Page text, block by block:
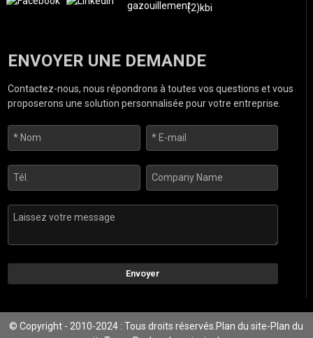
ENVOYER UNE DEMANDE
Contactez-nous, nous répondrons à toutes vos questions et vous
proposerons une solution personnalisée pour votre entreprise.
Envoyer
© Copyright - 2010-2024 : Tous droits réservés. Plan du site-Plan du